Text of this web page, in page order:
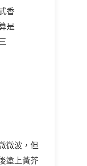
香
是
微波，但
塗上黃芥